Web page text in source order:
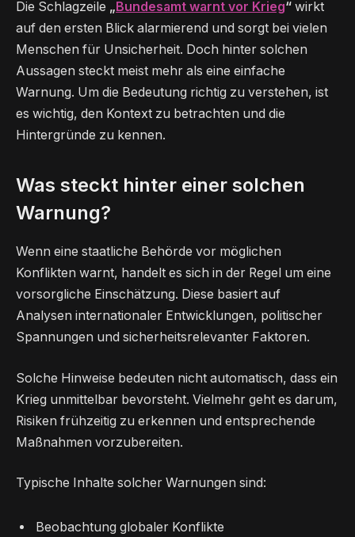
Die Schlagzeile „ Bundesamt warnt vor Krieg“ wirkt
auf den ersten Blick alarmierend und sorgt bei vielen
Menschen für Unsicherheit. Doch hinter solchen
Aussagen steckt meist mehr als eine einfache
Warnung. Um die Bedeutung richtig zu verstehen, ist
es wichtig, den Kontext zu betrachten und die
Hintergründe zu kennen.
Was steckt hinter einer solchen
Warnung?
Wenn eine staatliche Behörde vor möglichen
Konflikten warnt, handelt es sich in der Regel um eine
vorsorgliche Einschätzung. Diese basiert auf
Analysen internationaler Entwicklungen, politischer
Spannungen und sicherheitsrelevanter Faktoren.
Solche Hinweise bedeuten nicht automatisch, dass ein
Krieg unmittelbar bevorsteht. Vielmehr geht es darum,
Risiken frühzeitig zu erkennen und entsprechende
Maßnahmen vorzubereiten.
Typische Inhalte solcher Warnungen sind:
Beobachtung globaler Konflikte